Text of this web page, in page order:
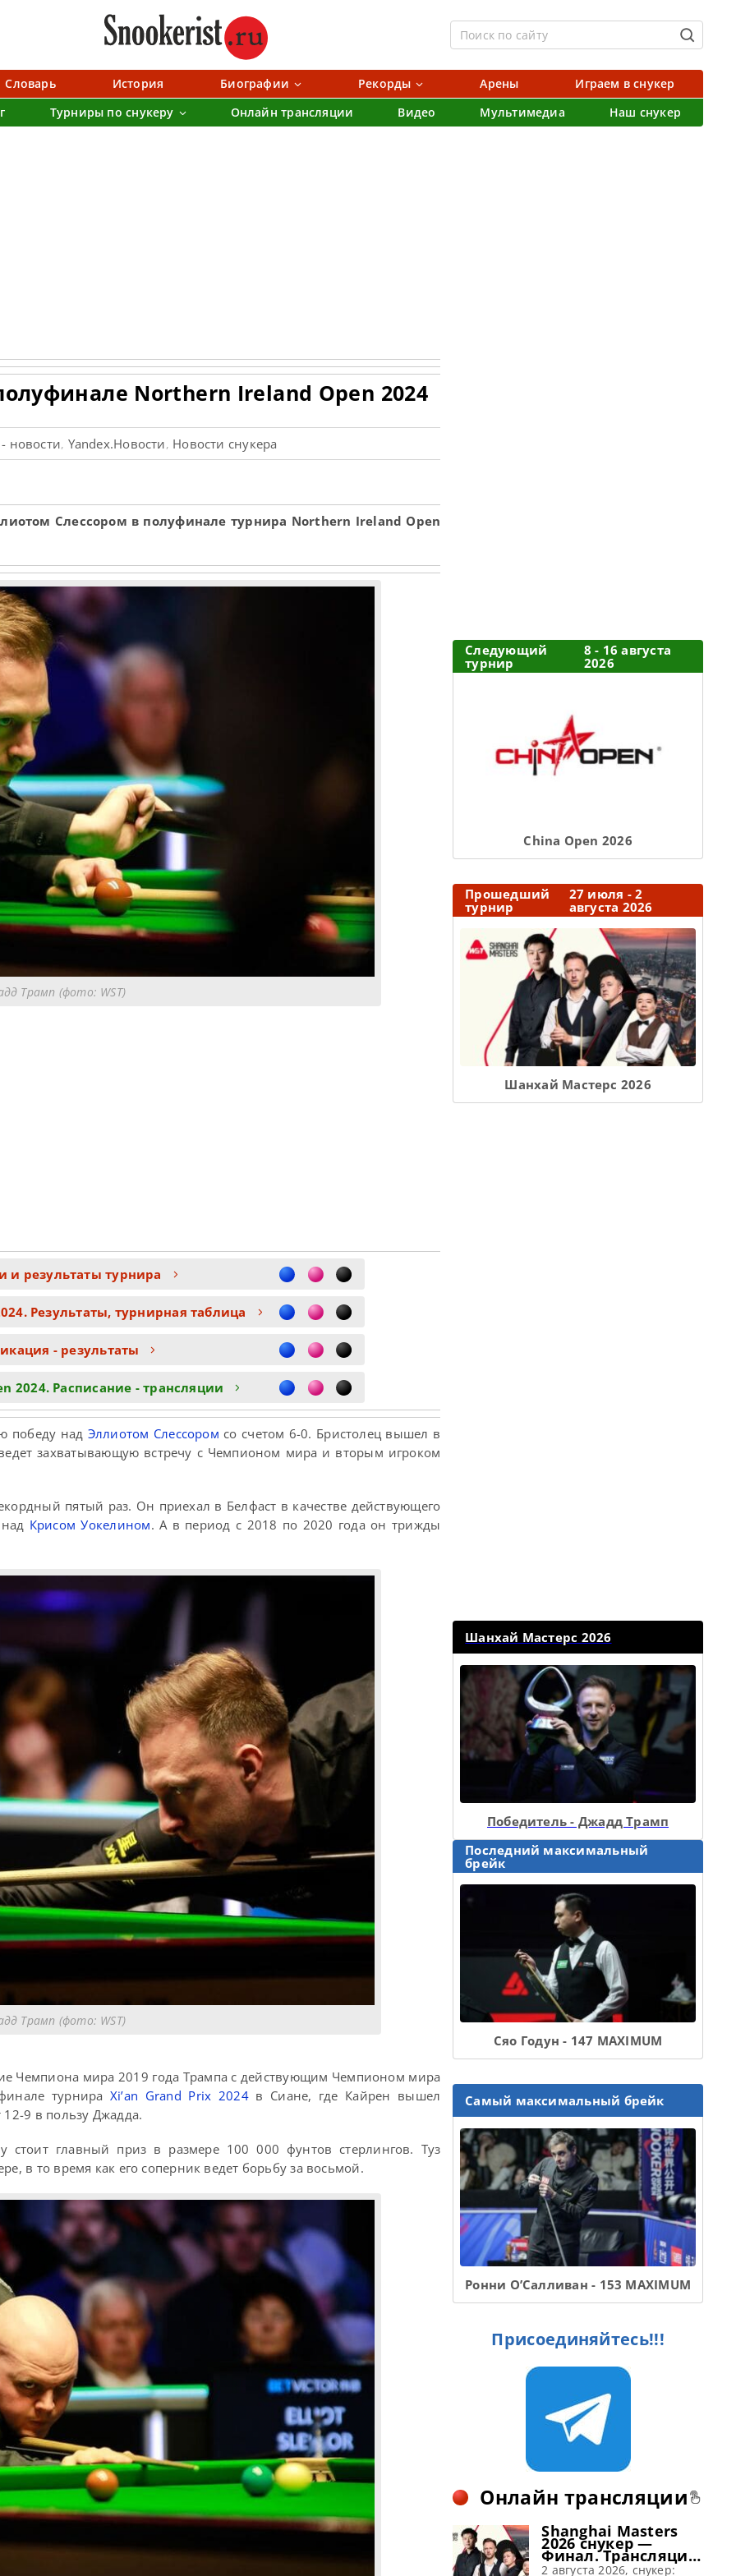
Словарь История Биографии Рекорды Арены
Играем в снукер
Турниры по снукеру Онлайн трансляции Видео Мультимедиа Наш снукер
Northern Ireland Open 2024
новости, Yandex.Новости, Новости снукера
Слессором в полуфинале турнира Northern Ireland Open
Трамп (фото: WST)
и результаты турнира
Результаты, турнирная таблица
- результаты
2024. Расписание - трансляции
победу над Эллиотом Слессором со счетом 6-0. Бристолец вышел в
захватывающую встречу с Чемпионом мира и вторым игроком
пятый раз. Он приехал в Белфаст в качестве действующего
Крисом Уокелином. А в период с 2018 по 2020 года он трижды
Трамп (фото: WST)
Чемпиона мира 2019 года Трампа с действующим Чемпионом мира
турнираXi’an Grand Prix 2024в Сиане, где Кайрен вышел
12-9 в пользу Джадда.
главный приз в размере 100 000 фунтов стерлингов. Туз
в то время как его соперник ведет борьбу за восьмой.
Следующий
турнир
8 - 16 августа
2026
Сhina Open 2026
Прошедший
турнир
27 июля - 2
августа 2026
Шанхай Мастерс 2026
Шанхай Мастерс 2026
Победитель - Джадд Трамп
Последний максимальный
брейк
Сяо Годун - 147 MAXIMUM
Самый максимальный брейк
Ронни О’Салливан - 153 MAXIMUM
Присоединяйтесь!!!
Онлайн трансляции
Shanghai Masters
2026 снукер —
Финал. Трансляции
расписание
2 августа 2026, снукер: